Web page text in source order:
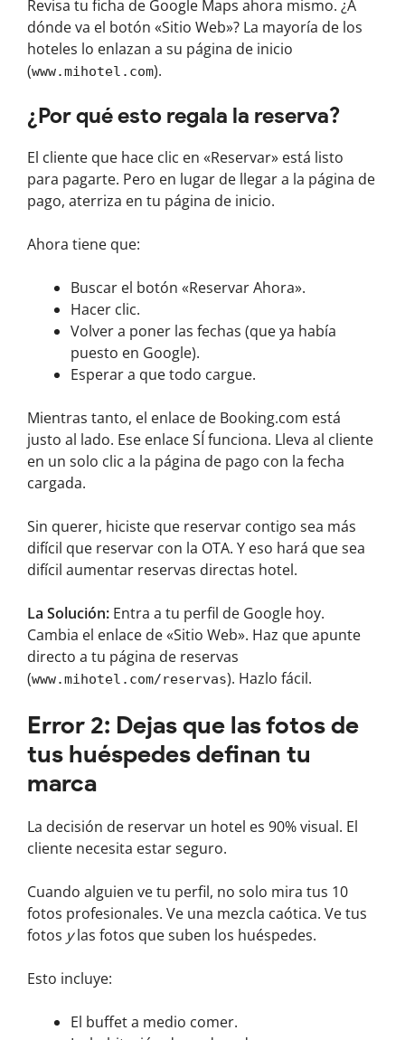
Revisa tu ficha de Google Maps ahora mismo. ¿A
dónde va el botón «Sitio Web»? La mayoría de los
hoteles lo enlazan a su página de inicio
(www.mihotel.com).
¿Por qué esto regala la reserva?
El cliente que hace clic en «Reservar» está listo
para pagarte. Pero en lugar de llegar a la página de
pago, aterriza en tu página de inicio.
Ahora tiene que:
Buscar el botón «Reservar Ahora».
Hacer clic.
Volver a poner las fechas (que ya había
puesto en Google).
Esperar a que todo cargue.
Mientras tanto, el enlace de Booking.com está
justo al lado. Ese enlace SÍ funciona. Lleva al cliente
en un solo clic a la página de pago con la fecha
cargada.
Sin querer, hiciste que reservar contigo sea más
difícil que reservar con la OTA. Y eso hará que sea
difícil aumentar reservas directas hotel.
La Solución: Entra a tu perfil de Google hoy.
Cambia el enlace de «Sitio Web». Haz que apunte
directo a tu página de reservas
(www.mihotel.com/reservas). Hazlo fácil.
Error 2: Dejas que las fotos de
tus huéspedes definan tu
marca
La decisión de reservar un hotel es 90% visual. El
cliente necesita estar seguro.
Cuando alguien ve tu perfil, no solo mira tus 10
fotos profesionales. Ve una mezcla caótica. Ve tus
fotos ylas fotos que suben los huéspedes.
Esto incluye:
El buffet a medio comer.